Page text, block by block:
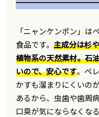
「ニャンケンポン」は
食品です。主成分は杉
植物系の天然素材。石
いので、安心です。ペ
かすも溜まりにくいの
あるから、虫歯や歯周
口臭が気にならなくなる